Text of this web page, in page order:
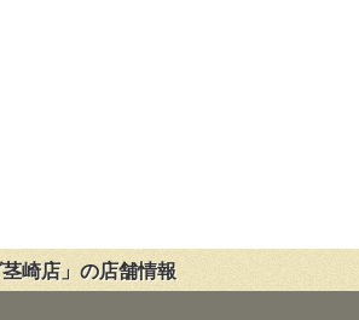
崎店」の店舗情報